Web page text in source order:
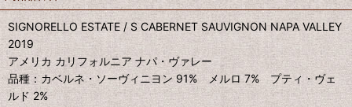
SIGNORELLO ESTATE / S CABERNET SAUVIGNON NAPA VALLEY
2019
アメリカ カリフォルニア ナパ・ヴァレー
品種：カベルネ・ソーヴィニヨン 91% メルロ 7% プティ・ヴェ
ルド 2%